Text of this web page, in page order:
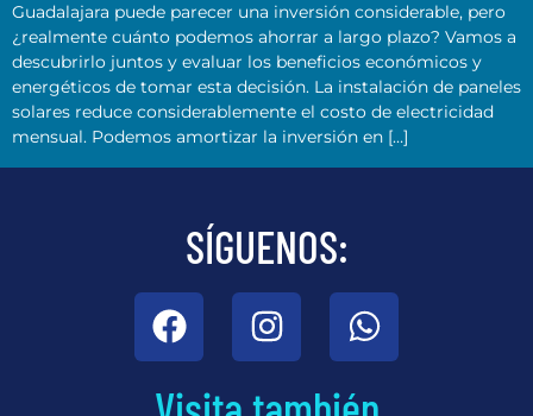
Guadalajara puede parecer una inversión considerable, pero
¿realmente cuánto podemos ahorrar a largo plazo? Vamos a
descubrirlo juntos y evaluar los beneficios económicos y
energéticos de tomar esta decisión. La instalación de paneles
solares reduce considerablemente el costo de electricidad
mensual. Podemos amortizar la inversión en […]
SÍGUENOS: